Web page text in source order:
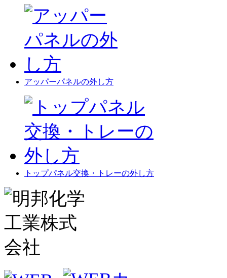
アッパーパネルの外し方
トップパネル交換・トレーの外し方